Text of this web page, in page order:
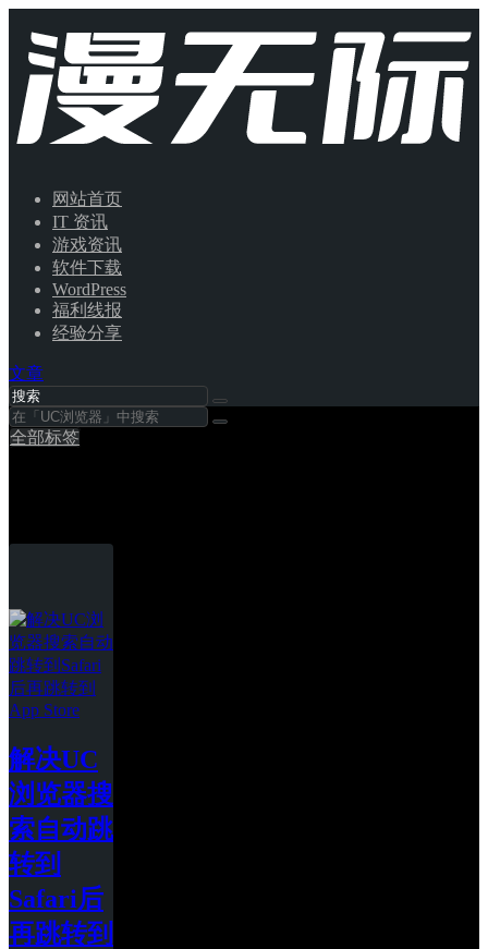
网站首页
IT 资讯
游戏资讯
软件下载
WordPress
福利线报
经验分享
文章
全部标签
解决UC
浏览器搜
索自动跳
转到
Safari后
再跳转到